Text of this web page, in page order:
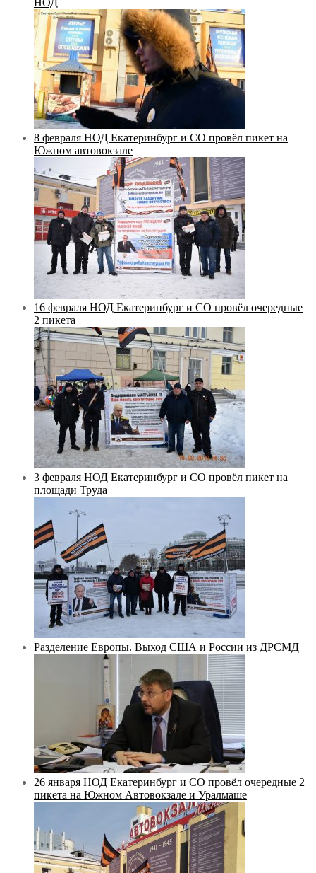
8 февраля НОД Екатеринбург и СО провёл пикет на
Южном автовокзале
16 февраля НОД Екатеринбург и СО провёл очередные
2 пикета
3 февраля НОД Екатеринбург и СО провёл пикет на
площади Труда
Разделение Европы. Выход США и России из ДРСМД
26 января НОД Екатеринбург и СО провёл очередные 2
пикета на Южном Автовокзале и Уралмаше